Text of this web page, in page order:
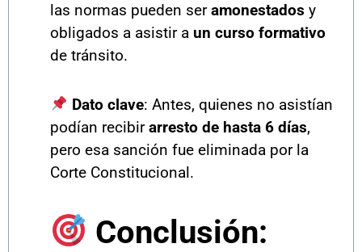
las normas pueden seramonestados y
obligados a asistir a un curso formativo
de tránsito.
Dato clave: Antes, quienes no asistían
podían recibirarresto de hasta 6 días,
pero esa sanción fue eliminada por la
Corte Constitucional.
Conclusión: